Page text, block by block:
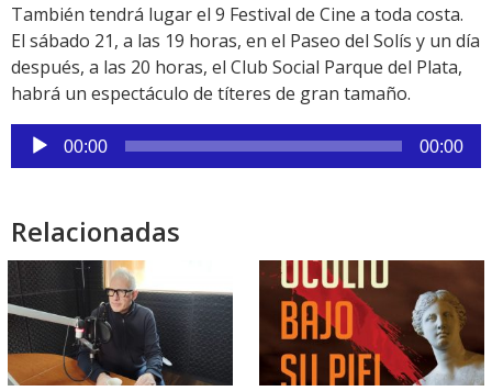
También tendrá lugar el 9 Festival de Cine a toda costa.
El sábado 21, a las 19 horas, en el Paseo del Solís y un día
después, a las 20 horas, el Club Social Parque del Plata,
habrá un espectáculo de títeres de gran tamaño.
Reproductor
de
00:00 00:00
Relacionadas